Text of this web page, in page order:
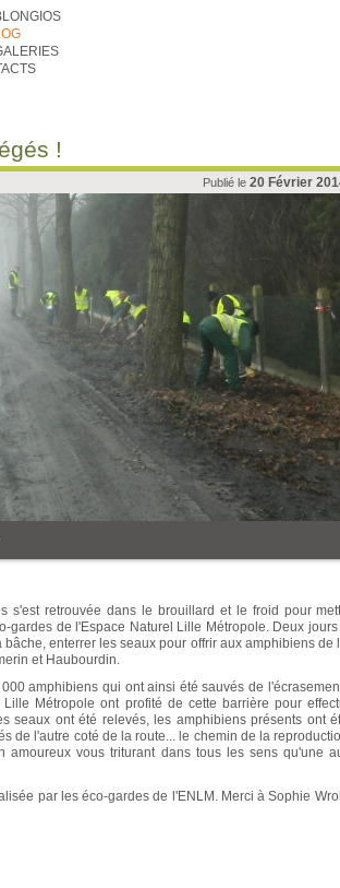
!
Publié le 20 Février
s'est retrouvée dans le brouillard et le froid pour
gardes de l'Espace Naturel Lille Métropole. Deux
enterrer les seaux pour offrir aux amphibiens
et Haubourdin.
amphibiens qui ont ainsi été sauvés de
Métropole ont profité de cette barrière pour
seaux ont été relevés, les amphibiens présents ont
de l'autre coté de la route... le chemin de la
amoureux vous triturant dans tous les sens qu'une
par les éco-gardes de l'ENLM. Merci à Sophie